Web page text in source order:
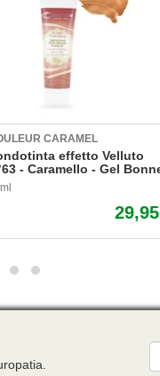
CARAMEL
effetto Velluto
- Caramello - Gel